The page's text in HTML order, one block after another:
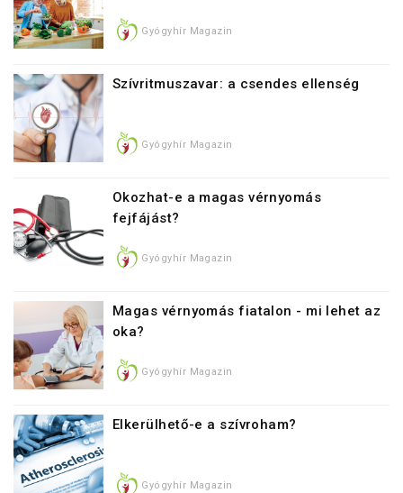
Gyógyhír Magazin
Szívritmuszavar: a csendes ellenség
Gyógyhír Magazin
Okozhat-e a magas vérnyomás
fejfájást?
Gyógyhír Magazin
Magas vérnyomás fiatalon - mi lehet az
oka?
Gyógyhír Magazin
Elkerülhető-e a szívroham?
Gyógyhír Magazin